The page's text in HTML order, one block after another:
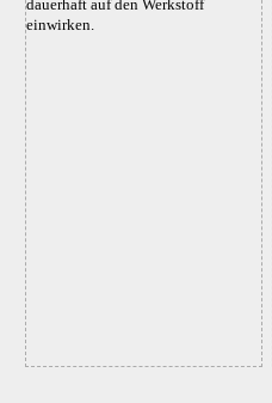
dauerhaft auf den Werkstoff
einwirken.